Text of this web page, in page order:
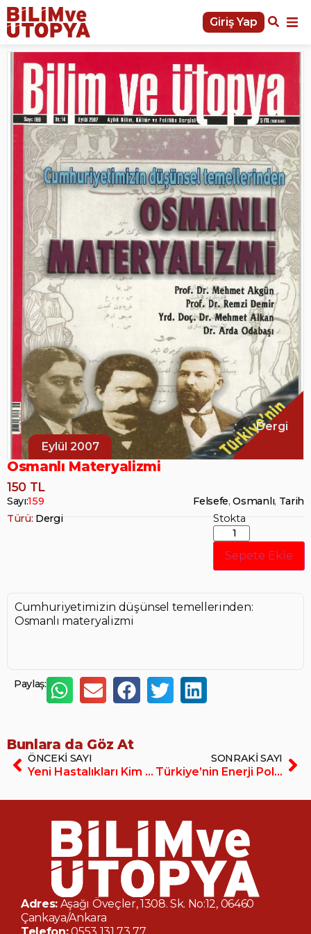
Giriş Yap
Eylül 2007
Dergi
Osmanlı Materyalizmi
150 TL
Sayı:159 Felsefe,Osmanlı, Tarih
Türü: Dergi Stokta
Sepete Ekle
Cumhuriyetimizin düşünsel temellerinden:
Osmanlı materyalizmi
Paylaş:
Bunlara da Göz At
ÖNCEKI SAYI
Yeni Hastalıkları Kim Belirliyor?
SONRAKI SAYI
Türkiye’nin Enerji Politikaları
Adres: Aşağı Öveçler, 1308. Sk. No:12, 06460
Çankaya/Ankara